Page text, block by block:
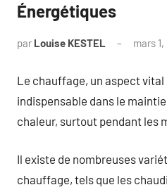
Énergétiques
par Louise KESTEL mars
Le chauffage, un aspect
indispensable dans le
chaleur, surtout pendant les
Il existe de nombreuses
chauffage, tels que les